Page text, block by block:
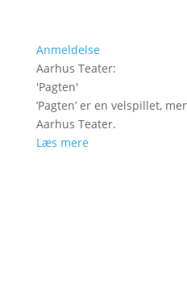
Anmeldelse
Aarhus Teater:
'Pagten'
’Pagten’ er en velspillet,
Aarhus Teater.
Læs mere